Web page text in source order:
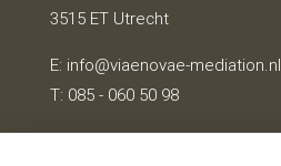
3515 ET Utrecht
E: info@viaenovae-mediation.nl
T: 085 - 060 50 98